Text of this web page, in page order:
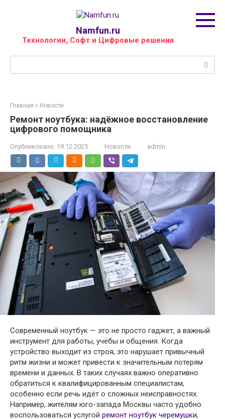
Namfun.ru
Технологии, Софт и Цифровые решения
Главная » Новости
Ремонт ноутбука: надёжное восстановление
цифрового помощника
Опубликовано: 19.12.2025 Новости admin
Современный ноутбук — это не просто гаджет, а важный
инструмент для работы, учёбы и общения. Когда
устройство выходит из строя, это нарушает привычный
ритм жизни и может привести к значительным потерям
времени и данных. В таких случаях важно оперативно
обратиться к квалифицированным специалистам,
особенно если речь идёт о сложных неисправностях.
Например, жителям юго-запада Москвы часто удобно
воспользоваться услугой ремонт ноутбук черемушки,